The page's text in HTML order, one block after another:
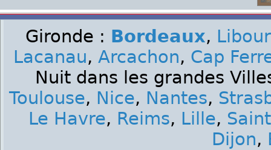
Gironde : Bordeaux,
Lacanau, Arcachon, Cap
Nuit dans les grandes
Toulouse, Nice, Nantes,
Le Havre, Reims, Lille,
Dijon,